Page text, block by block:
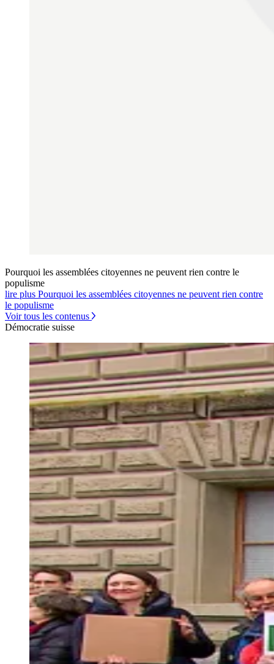
Pourquoi les assemblées citoyennes ne peuvent rien contre le
populisme
lire plus Pourquoi les assemblées citoyennes ne peuvent rien contre
le populisme
Voir tous les contenus
Démocratie suisse